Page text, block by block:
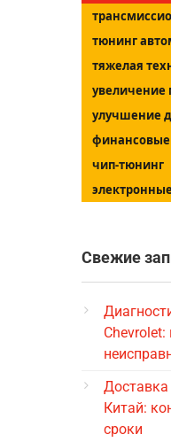
тюнинг
тяжелая
улучшение
финансовые
чип-тюнинг
Свежие
Chevrolet:
Доставка
Китай:
сроки